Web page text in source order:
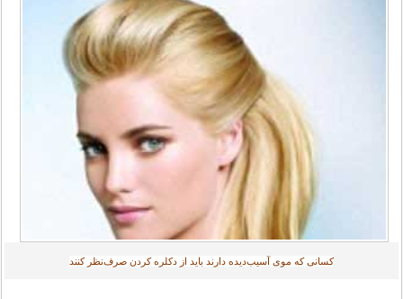
کسانی که موی آسیب‌دیده دارند باید از دکلره کردن صرف‌نظر کنند